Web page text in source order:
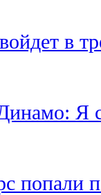
в
Я
попали